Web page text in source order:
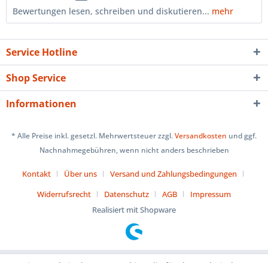
Bewertungen lesen, schreiben und diskutieren... mehr
Service Hotline
Shop Service
Informationen
* Alle Preise inkl. gesetzl. Mehrwertsteuer zzgl.Versandkosten und ggf.
Nachnahmegebühren, wenn nicht anders beschrieben
Kontakt Über uns
Versand und Zahlungsbedingungen
Widerrufsrecht
Datenschutz AGB
Impressum
Realisiert mit Shopware